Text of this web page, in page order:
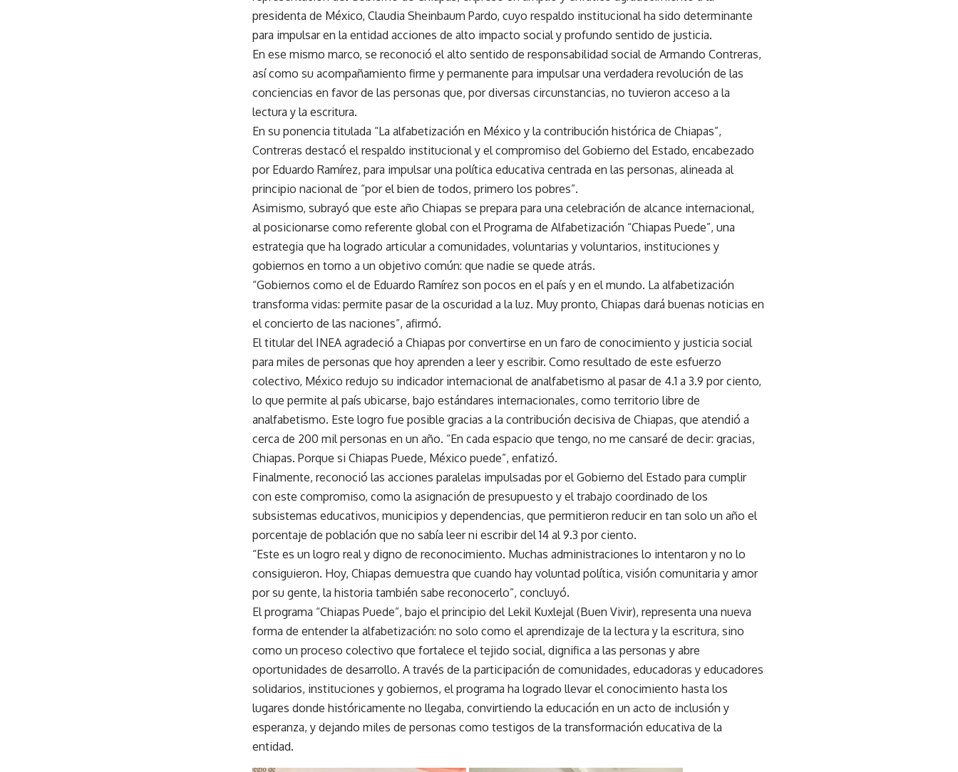
presidenta de México, Claudia Sheinbaum Pardo, cuyo respaldo institucional ha sido determinante
para impulsar en la entidad acciones de alto impacto social y profundo sentido de justicia.
En ese mismo marco, se reconoció el alto sentido de responsabilidad social de Armando Contreras,
así como su acompañamiento firme y permanente para impulsar una verdadera revolución de las
conciencias en favor de las personas que, por diversas circunstancias, no tuvieron acceso a la
lectura y la escritura.
En su ponencia titulada “La alfabetización en México y la contribución histórica de Chiapas”,
Contreras destacó el respaldo institucional y el compromiso del Gobierno del Estado, encabezado
por Eduardo Ramírez, para impulsar una política educativa centrada en las personas, alineada al
principio nacional de “por el bien de todos, primero los pobres”.
Asimismo, subrayó que este año Chiapas se prepara para una celebración de alcance internacional,
al posicionarse como referente global con el Programa de Alfabetización “Chiapas Puede”, una
estrategia que ha logrado articular a comunidades, voluntarias y voluntarios, instituciones y
gobiernos en torno a un objetivo común: que nadie se quede atrás.
“Gobiernos como el de Eduardo Ramírez son pocos en el país y en el mundo. La alfabetización
transforma vidas: permite pasar de la oscuridad a la luz. Muy pronto, Chiapas dará buenas noticias en
el concierto de las naciones”, afirmó.
El titular del INEA agradeció a Chiapas por convertirse en un faro de conocimiento y justicia social
para miles de personas que hoy aprenden a leer y escribir. Como resultado de este esfuerzo
colectivo, México redujo su indicador internacional de analfabetismo al pasar de 4.1 a 3.9 por ciento,
lo que permite al país ubicarse, bajo estándares internacionales, como territorio libre de
analfabetismo. Este logro fue posible gracias a la contribución decisiva de Chiapas, que atendió a
cerca de 200 mil personas en un año. “En cada espacio que tengo, no me cansaré de decir: gracias,
Chiapas. Porque si Chiapas Puede, México puede”, enfatizó.
Finalmente, reconoció las acciones paralelas impulsadas por el Gobierno del Estado para cumplir
con este compromiso, como la asignación de presupuesto y el trabajo coordinado de los
subsistemas educativos, municipios y dependencias, que permitieron reducir en tan solo un año el
porcentaje de población que no sabía leer ni escribir del 14 al 9.3 por ciento.
“Este es un logro real y digno de reconocimiento. Muchas administraciones lo intentaron y no lo
consiguieron. Hoy, Chiapas demuestra que cuando hay voluntad política, visión comunitaria y amor
por su gente, la historia también sabe reconocerlo”, concluyó.
El programa “Chiapas Puede”, bajo el principio del Lekil Kuxlejal (Buen Vivir), representa una nueva
forma de entender la alfabetización: no solo como el aprendizaje de la lectura y la escritura, sino
como un proceso colectivo que fortalece el tejido social, dignifica a las personas y abre
oportunidades de desarrollo. A través de la participación de comunidades, educadoras y educadores
solidarios, instituciones y gobiernos, el programa ha logrado llevar el conocimiento hasta los
lugares donde históricamente no llegaba, convirtiendo la educación en un acto de inclusión y
esperanza, y dejando miles de personas como testigos de la transformación educativa de la
entidad.